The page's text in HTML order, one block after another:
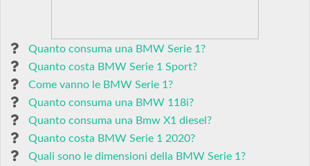
Quanto consuma una BMW Serie 1?
Quanto costa BMW Serie 1 Sport?
Come vanno le BMW Serie 1?
Quanto consuma una BMW 118i?
Quanto consuma una Bmw X1 diesel?
Quanto costa BMW Serie 1 2020?
Quali sono le dimensioni della BMW Serie 1?